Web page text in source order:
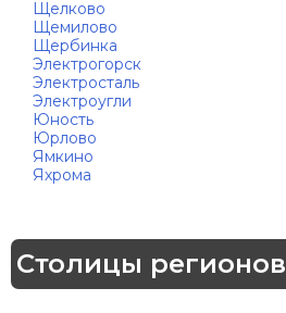
Щелково
Щемилово
Щербинка
Электрогорск
Электросталь
Электроугли
Юность
Юрлово
Ямкино
Яхрома
Столицы регионов